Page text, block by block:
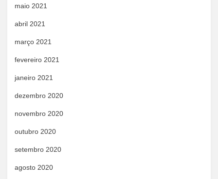
maio 2021
abril 2021
março 2021
fevereiro 2021
janeiro 2021
dezembro 2020
novembro 2020
outubro 2020
setembro 2020
agosto 2020